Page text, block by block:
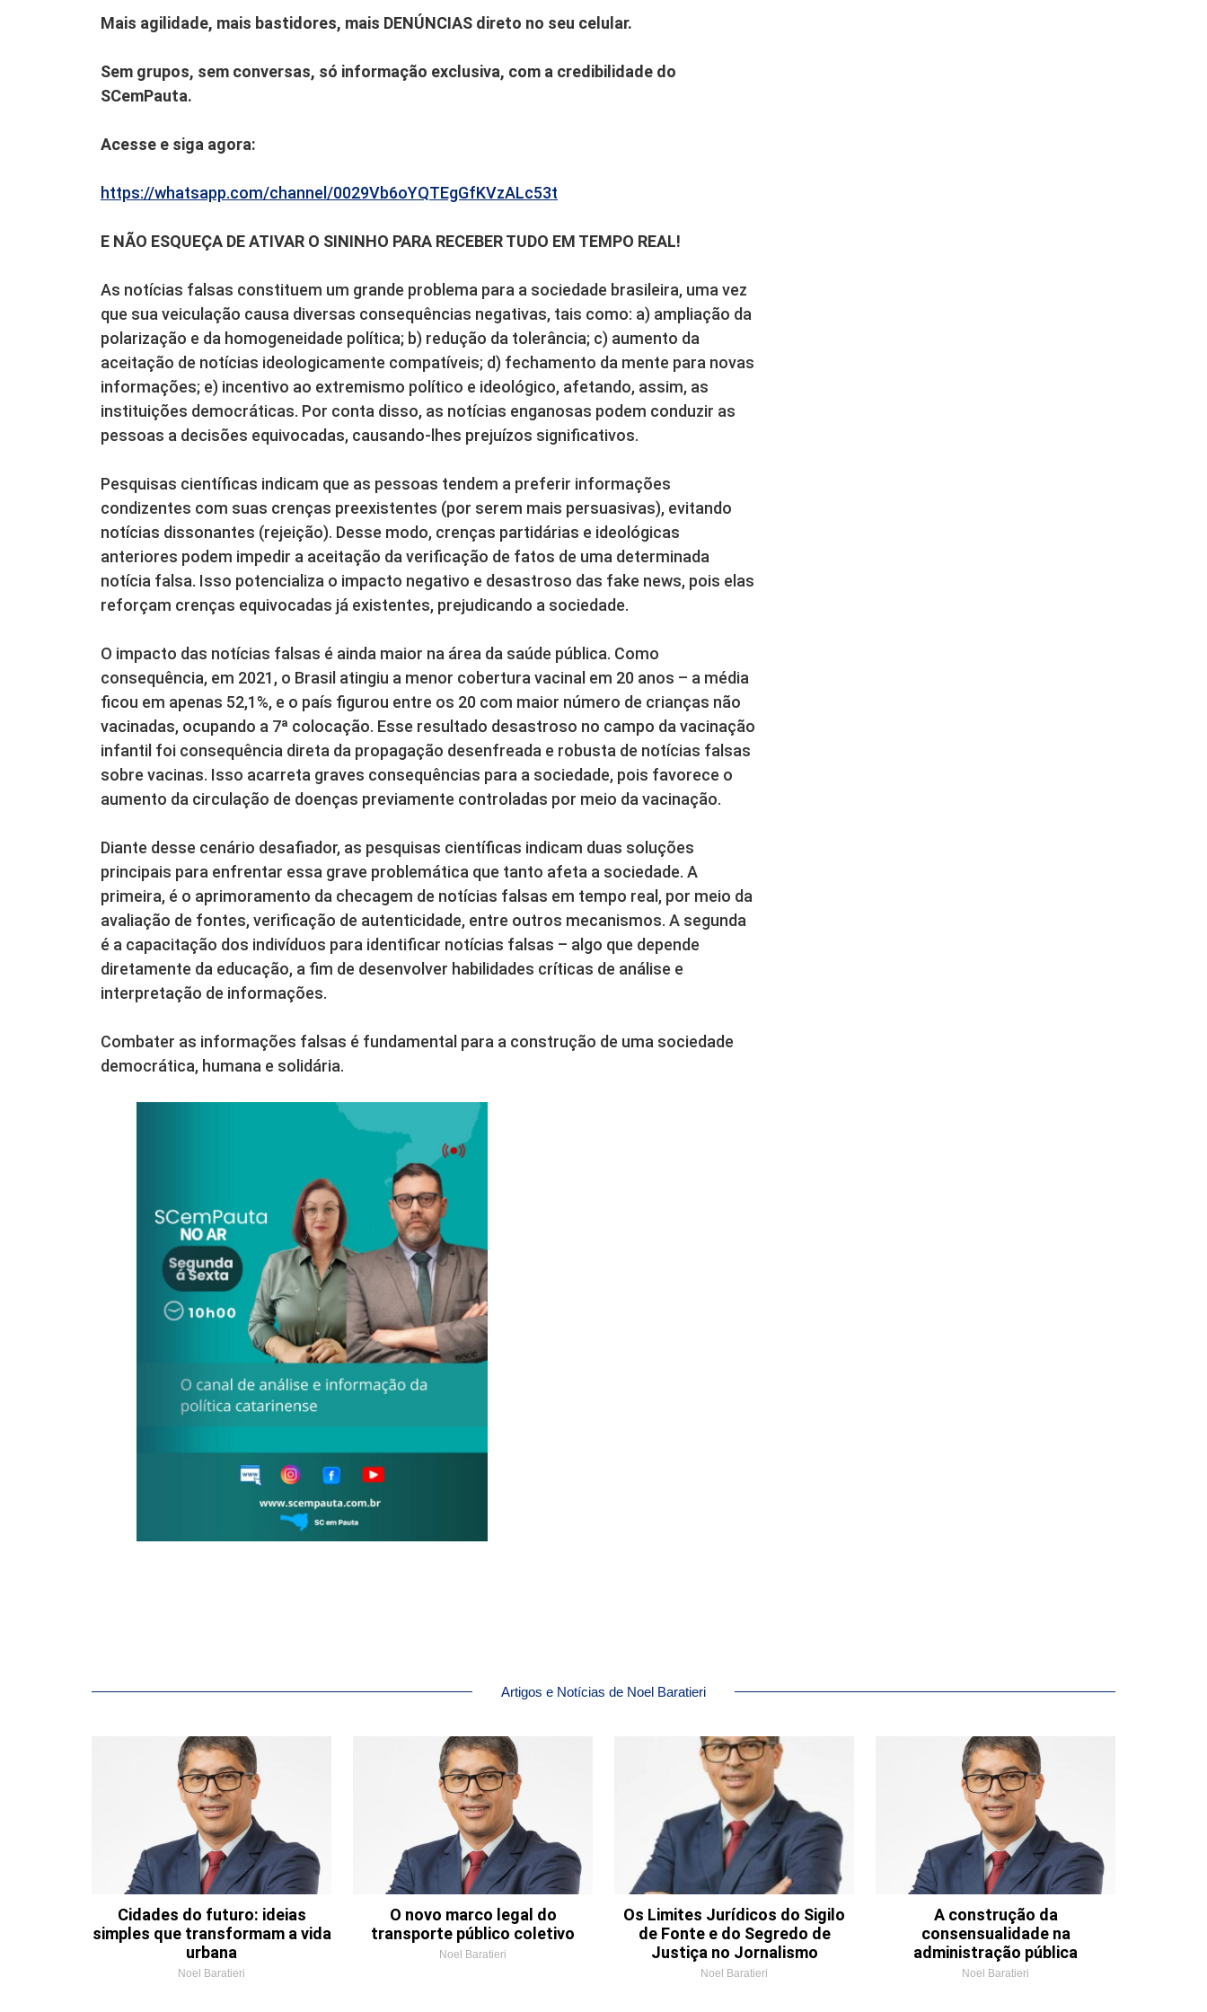
Mais agilidade, mais bastidores, mais DENÚNCIAS direto no seu celular.
Sem grupos, sem conversas, só informação exclusiva, com a credibilidade do
SCemPauta.
Acesse e siga agora:
https://whatsapp.com/channel/0029Vb6oYQTEgGfKVzALc53t
E NÃO ESQUEÇA DE ATIVAR O SININHO PARA RECEBER TUDO EM TEMPO REAL!
As notícias falsas constituem um grande problema para a sociedade brasileira, uma vez
que sua veiculação causa diversas consequências negativas, tais como: a) ampliação da
polarização e da homogeneidade política; b) redução da tolerância; c) aumento da
aceitação de notícias ideologicamente compatíveis; d) fechamento da mente para novas
informações; e) incentivo ao extremismo político e ideológico, afetando, assim, as
instituições democráticas. Por conta disso, as notícias enganosas podem conduzir as
pessoas a decisões equivocadas, causando-lhes prejuízos significativos.
Pesquisas científicas indicam que as pessoas tendem a preferir informações
condizentes com suas crenças preexistentes (por serem mais persuasivas), evitando
notícias dissonantes (rejeição). Desse modo, crenças partidárias e ideológicas
anteriores podem impedir a aceitação da verificação de fatos de uma determinada
notícia falsa. Isso potencializa o impacto negativo e desastroso das fake news, pois elas
reforçam crenças equivocadas já existentes, prejudicando a sociedade.
O impacto das notícias falsas é ainda maior na área da saúde pública. Como
consequência, em 2021, o Brasil atingiu a menor cobertura vacinal em 20 anos – a média
ficou em apenas 52,1%, e o país figurou entre os 20 com maior número de crianças não
vacinadas, ocupando a 7ª colocação. Esse resultado desastroso no campo da vacinação
infantil foi consequência direta da propagação desenfreada e robusta de notícias falsas
sobre vacinas. Isso acarreta graves consequências para a sociedade, pois favorece o
aumento da circulação de doenças previamente controladas por meio da vacinação.
Diante desse cenário desafiador, as pesquisas científicas indicam duas soluções
principais para enfrentar essa grave problemática que tanto afeta a sociedade. A
primeira, é o aprimoramento da checagem de notícias falsas em tempo real, por meio da
avaliação de fontes, verificação de autenticidade, entre outros mecanismos. A segunda
é a capacitação dos indivíduos para identificar notícias falsas – algo que depende
diretamente da educação, a fim de desenvolver habilidades críticas de análise e
interpretação de informações.
Combater as informações falsas é fundamental para a construção de uma sociedade
democrática, humana e solidária.
Artigos e Notícias de Noel Baratieri
Cidades do futuro: ideias
simples que transformam a vida
urbana
Noel Baratieri
O novo marco legal do
transporte público coletivo
Noel Baratieri
Os Limites Jurídicos do Sigilo
de Fonte e do Segredo de
Justiça no Jornalismo
Noel Baratieri
A construção da
consensualidade na
administração pública
Noel Baratieri